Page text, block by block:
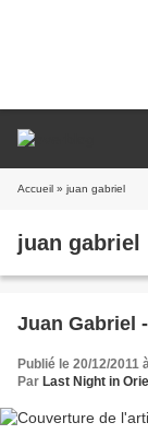
Accueil » juan gabriel
juan gabriel
Juan Gabriel
Publié le 20/12/2011
Par Last Night in